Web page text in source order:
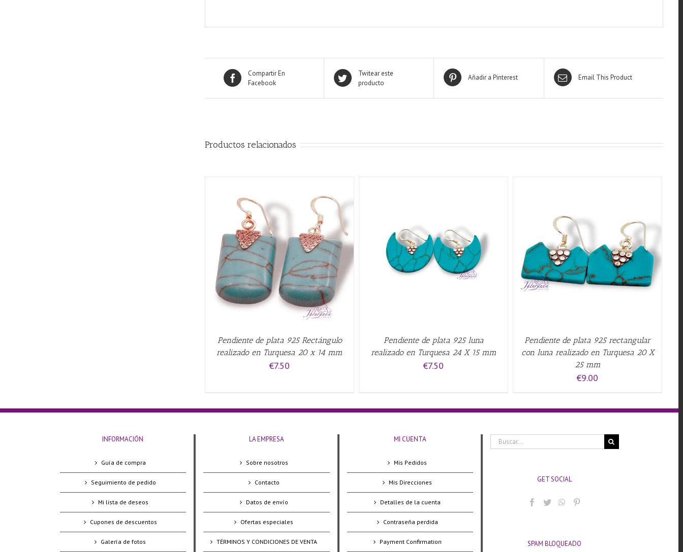
Compartir En
Facebook
Twitear este
producto
Añadir a Pinterest Email This Product
Productos relacionados
Pendiente de plata 925 Rectángulo
realizado en Turquesa 20 x 14 mm
€7.50
QUICK VIEW
Pendiente de plata 925 luna
realizado en Turquesa 24 X 15 mm
€7.50
AÑADIR AL CARRITO / QUICK VIEW
Pendiente de plata 925 rectangular
con luna realizado en Turquesa 20 X
25 mm
€9.00
INFORMACIÓN
Guía de compra
Seguimiento de pedido
Mi lista de deseos
Cupones de descuentos
Galería de fotos
LA EMPRESA
Sobre nosotros
Contacto
Datos de envío
Ofertas especiales
TÉRMINOS Y CONDICIONES DE VENTA
MI CUENTA
Mis Pedidos
Mis Direcciones
Detalles de la cuenta
Contraseña perdida
Payment Confirmation
Buscar:
GET SOCIAL
SPAM BLOQUEADO